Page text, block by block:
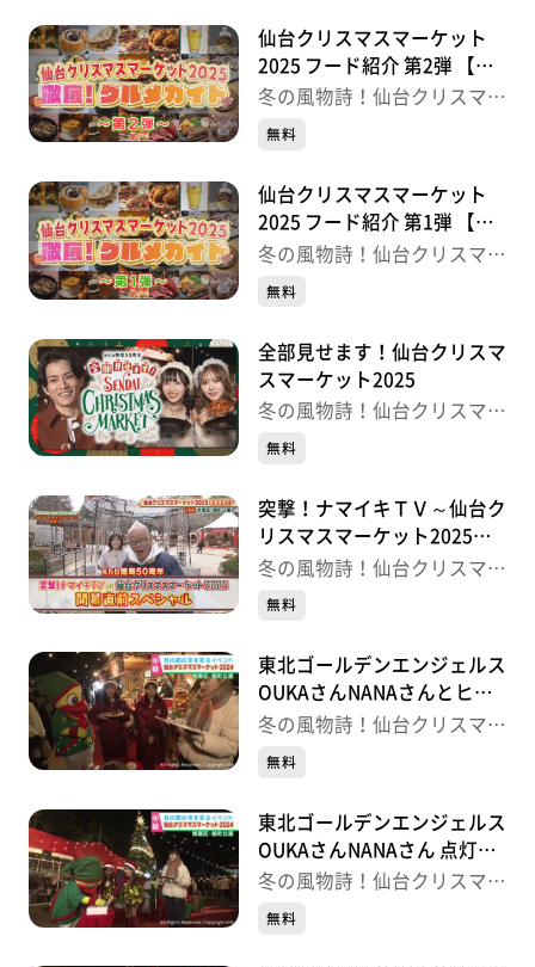
仙台クリスマスマーケット
2025 フード紹介 第2弾 【突
撃！ナマイキTV】
冬の風物詩！仙台クリスマス
マーケット
無料
仙台クリスマスマーケット
2025 フード紹介 第1弾 【突
撃！ナマイキTV】
冬の風物詩！仙台クリスマス
マーケット
無料
全部見せます！仙台クリスマ
スマーケット2025
冬の風物詩！仙台クリスマス
マーケット
無料
突撃！ナマイキＴＶ～仙台ク
リスマスマーケット2025開
幕直前ＳＰ～
冬の風物詩！仙台クリスマス
マーケット
無料
東北ゴールデンエンジェルス
OUKAさんNANAさんとヒュ
ッテ巡り 仙台クリスマスマ
冬の風物詩！仙台クリスマス
マーケット
無料
東北ゴールデンエンジェルス
OUKAさんNANAさん 点灯式
仙台クリスマスマーケット
冬の風物詩！仙台クリスマス
マーケット
無料